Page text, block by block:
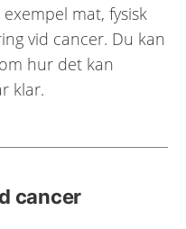
mat, fysisk
vid cancer. Du kan
hur det kan
klar.
cancer